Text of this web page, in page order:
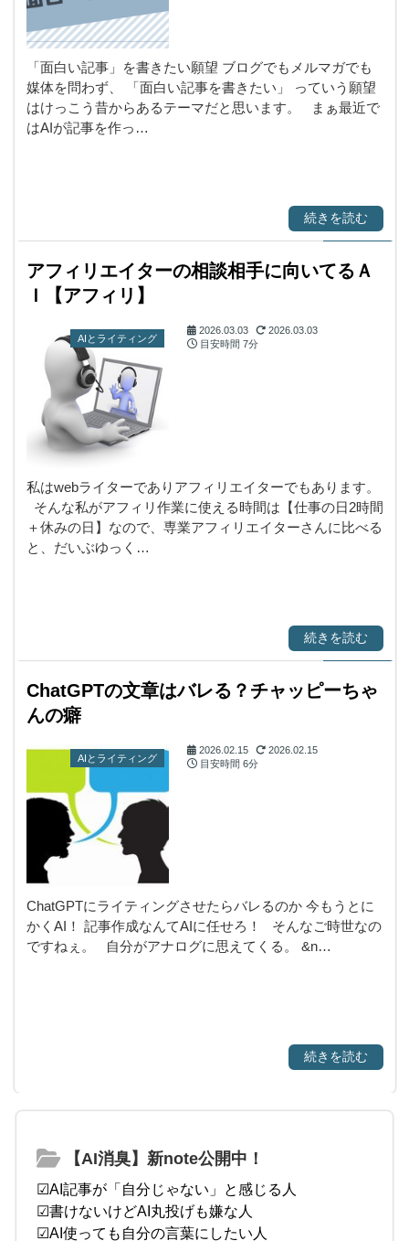
「面白い記事」を書きたい願望 ブログでもメルマガでも
媒体を問わず、 「面白い記事を書きたい」 っていう願望
はけっこう昔からあるテーマだと思います。 まぁ最近で
はAIが記事を作っ…
続きを読む
アフィリエイターの相談相手に向いてるＡ
Ｉ【アフィリ】
AIとライティング
2026.03.03
2026.03.03
目安時間 7分
私はwebライターでありアフィリエイターでもあります。
そんな私がアフィリ作業に使える時間は【仕事の日2時間
＋休みの日】なので、専業アフィリエイターさんに比べる
と、だいぶゆっく…
続きを読む
ChatGPTの文章はバレる？チャッピーちゃ
んの癖
AIとライティング
2026.02.15
2026.02.15
目安時間 6分
ChatGPTにライティングさせたらバレるのか 今もうとに
かくAI！ 記事作成なんてAIに任せろ！ そんなご時世なの
ですねぇ。 自分がアナログに思えてくる。 &n…
続きを読む
【AI消臭】新note公開中！
☑AI記事が「自分じゃない」と感じる人
☑書けないけどAI丸投げも嫌な人
☑AI使っても自分の言葉にしたい人